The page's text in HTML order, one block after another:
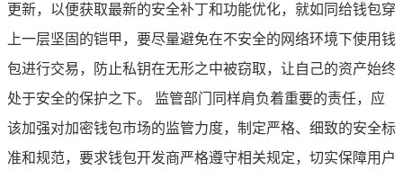
更新，以便获取最新的安全补丁和功能优化，就如同给钱包穿
上一层坚固的铠甲，要尽量避免在不安全的网络环境下使用钱
包进行交易，防止私钥在无形之中被窃取，让自己的资产始终
处于安全的保护之下。 监管部门同样肩负着重要的责任，应
该加强对加密钱包市场的监管力度，制定严格、细致的安全标
准和规范，要求钱包开发商严格遵守相关规定，切实保障用户